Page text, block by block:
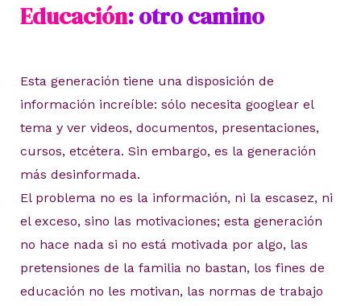
Educación: otro camino
Esta generación tiene una disposición de
información increíble: sólo necesita googlear el
tema y ver videos, documentos, presentaciones,
cursos, etcétera. Sin embargo, es la generación
más desinformada.
El problema no es la información, ni la escasez, ni
el exceso, sino las motivaciones; esta generación
no hace nada si no está motivada por algo, las
pretensiones de la familia no bastan, los fines de
educación no les motivan, las normas de trabajo